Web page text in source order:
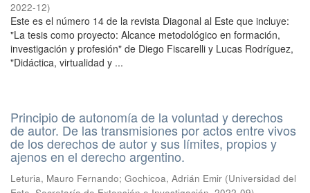
2022-12)
Este es el número 14 de la revista Diagonal al Este que incluye:
"La tesis como proyecto: Alcance metodológico en formación,
investigación y profesión" de Diego Fiscarelli y Lucas Rodríguez,
"Didáctica, virtualidad y ...
Principio de autonomía de la voluntad y derechos
de autor. De las transmisiones por actos entre vivos
de los derechos de autor y sus límites, propios y
ajenos en el derecho argentino.
Leturia, Mauro Fernando; Gochicoa, Adrián Emir (Universidad del